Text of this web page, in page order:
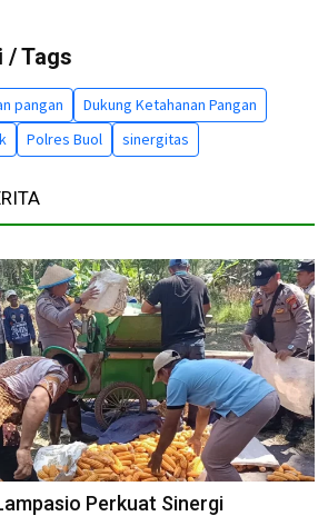
/ Tags
pangan
Dukung Ketahanan Pangan
Polres Buol sinergitas
Perkuat Sinergi